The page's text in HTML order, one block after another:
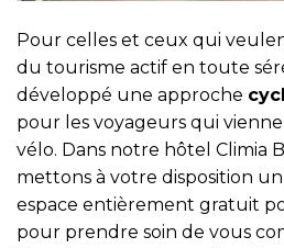
Pour celles et ceux qui
du tourisme actif en toute
développé une approche
pour les voyageurs qui
vélo. Dans notre hôtel Climia
mettons à votre disposition un
espace entièrement gratuit
pour prendre soin de vous